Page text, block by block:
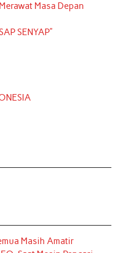
t
e
u
b
Masa Depan
SENYAP”
Masih Amatir